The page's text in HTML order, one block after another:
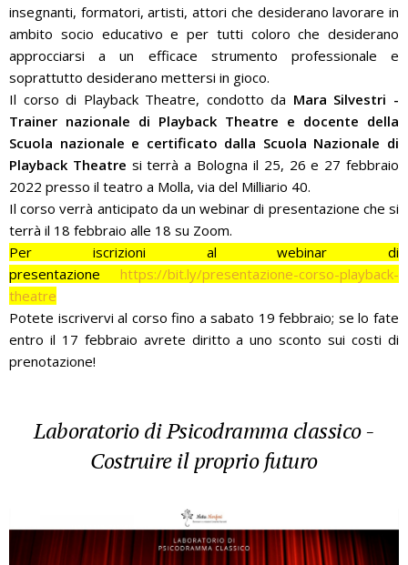
insegnanti, formatori, artisti, attori che desiderano lavorare in
ambito socio educativo e per tutti coloro che desiderano
approcciarsi a un efficace strumento professionale e
soprattutto desiderano mettersi in gioco.
Il corso di Playback Theatre, condotto da Mara Silvestri -
Trainer nazionale di Playback Theatre e docente della
Scuola nazionale e certificato dalla Scuola Nazionale di
Playback Theatre si terrà a Bologna il 25, 26 e 27 febbraio
2022 presso il teatro a Molla, via del Milliario 40.
Il corso verrà anticipato da un webinar di presentazione che si
terrà il 18 febbraio alle 18 su Zoom.
Per iscrizioni al webinar di
presentazione https://bit.ly/presentazione-corso-playback-
theatre
Potete iscrivervi al corso fino a sabato 19 febbraio; se lo fate
entro il 17 febbraio avrete diritto a uno sconto sui costi di
prenotazione!
Laboratorio di Psicodramma classico -
Costruire il proprio futuro